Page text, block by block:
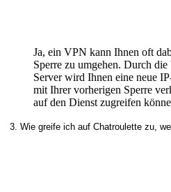
Ja, ein VPN kann Ihnen oft
Sperre zu umgehen. Durch
Server wird Ihnen eine neue
mit Ihrer vorherigen Sperre
auf den Dienst zugreifen
3. Wie greife ich auf Chatroulette zu,